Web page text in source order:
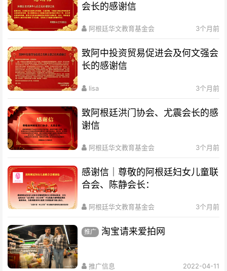
会长的感谢信
阿根廷华文教育基金会 3个月前
致阿中投资贸易促进会及何文强会
长的感谢信
lisa 3个月前
致阿根廷洪门协会、尤震会长的感
谢信
阿根廷华文教育基金会 3个月前
感谢信｜尊敬的阿根廷妇女儿童联
合会、陈静会长：
阿根廷华文教育基金会 3个月前
推广 淘宝请来爱拍网
推广信息 2022-04-11